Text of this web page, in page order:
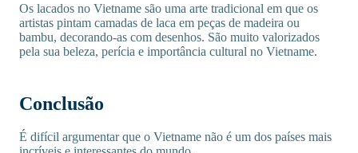
Os lacados no Vietname são uma arte tradicional em que os
artistas pintam camadas de laca em peças de madeira ou
bambu, decorando-as com desenhos. São muito valorizados
pela sua beleza, perícia e importância cultural no Vietname.
Conclusão
É difícil argumentar que o Vietname não é um dos países mais